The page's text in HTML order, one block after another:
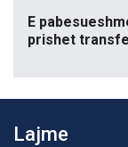
E
prishet
Lajme